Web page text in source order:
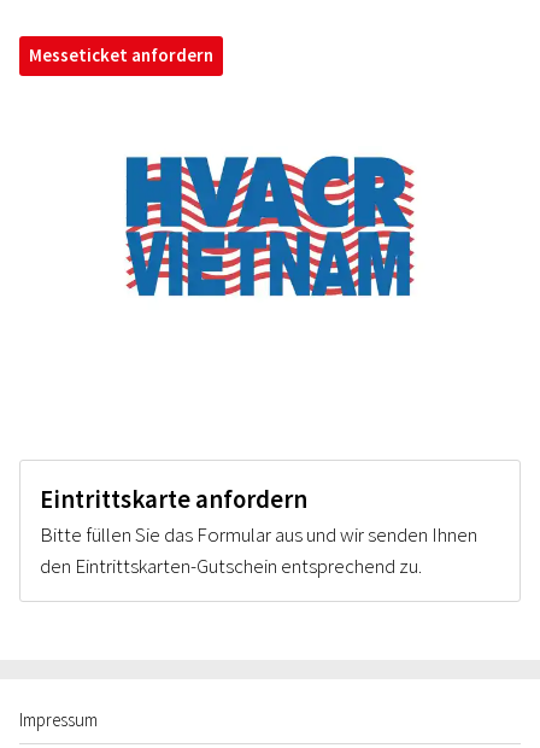
Messeticket anfordern
Eintrittskarte anfordern
Bitte füllen Sie das Formular aus und wir senden Ihnen
den Eintrittskarten-Gutschein entsprechend zu.
Impressum